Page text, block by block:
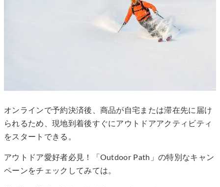
オンラインで予約決済後、商品が自宅または滞在先に届け
られるため、現地到着後すぐにアウトドアアクティビティ
をスタートできる。
アウトドア愛好者必見！「Outdoor Path」の特別なキャン
ペーンをチェックしてみては。